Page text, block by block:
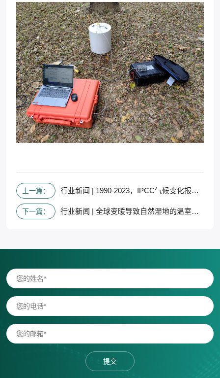
上一篇： 行业新闻 | 1990-2023，IPCC气候变化报告变迁和持续34年的警告
下一篇： 行业新闻 | 全球变暖导致自然湿地的温室气体“汇”功能大幅减弱
提交